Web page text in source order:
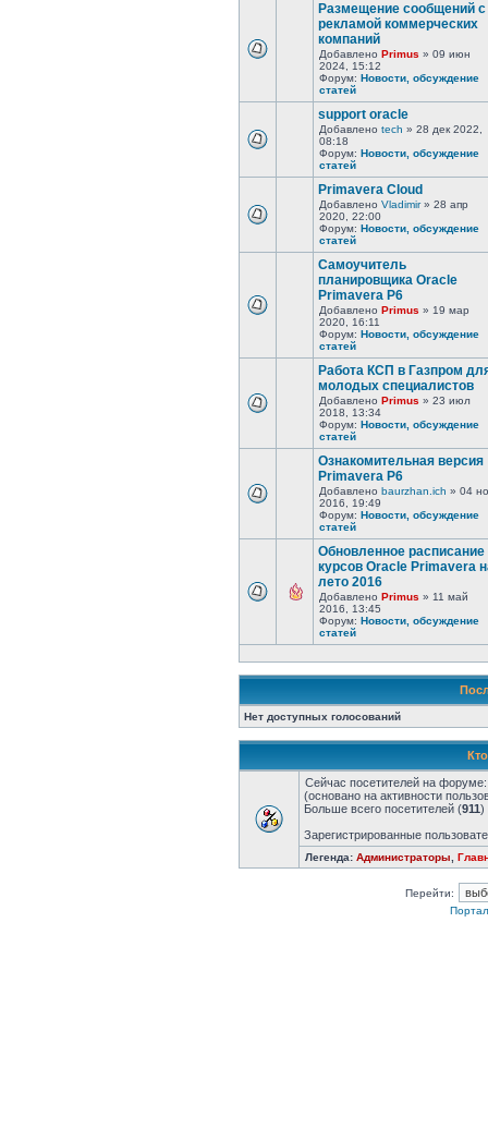
Размещение сообщений с
рекламой коммерческих
компаний
Добавлено Primus » 09 июн
2024, 15:12
Форум: Новости, обсуждение
статей
support oracle
Добавлено tech » 28 дек 2022,
08:18
Форум: Новости, обсуждение
статей
Primavera Cloud
Добавлено Vladimir» 28 апр
2020, 22:00
Форум: Новости, обсуждение
статей
Самоучитель
планировщика Oracle
Primavera P6
Добавлено Primus » 19 мар
2020, 16:11
Форум: Новости, обсуждение
статей
Работа КСП в Газпром
молодых специалистов
Добавлено Primus » 23 июл
2018, 13:34
Форум: Новости, обсуждение
статей
Ознакомительная версия
Primavera P6
Добавлено baurzhan.ich » 04
2016, 19:49
Форум: Новости, обсуждение
статей
Обновленное расписание
курсов Oracle Primavera
лето 2016
Добавлено Primus » 11 май
2016, 13:45
Форум: Новости, обсуждение
статей
Нет доступных голосований
Сейчас посетителей на
(основано на активности
Больше всего посетителей (911)
Зарегистрированные
Легенда: Администраторы
Перейти: